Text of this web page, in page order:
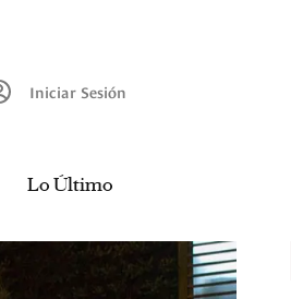
Iniciar Sesión
Lo Último